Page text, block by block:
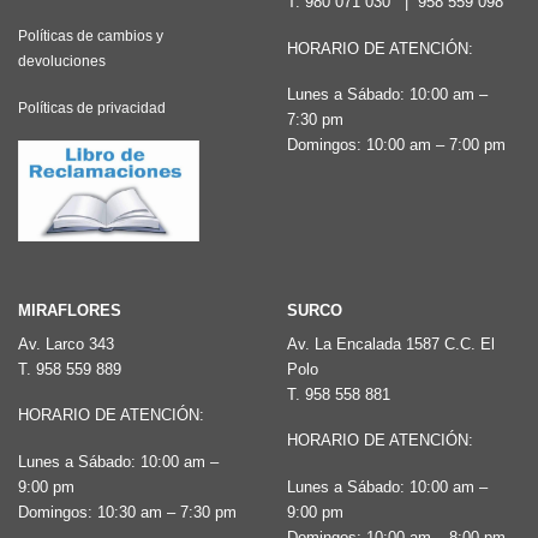
pueden
en
la
página
de
producto
elegir
en
página
Políticas de cambios y
devoluciones
Políticas de privacidad
HORARIO DE ATENCIÓN:
Lunes a Sábado: 10:00 am –
7:30 pm
Domingos: 10:00 am – 7:00 pm
MIRAFLORES
Av. Larco 343
T. 958 559 889
HORARIO DE ATENCIÓN:
Lunes a Sábado: 10:00 am –
9:00 pm
Domingos: 10:30 am – 7:30 pm
SURCO
Av. La Encalada 1587 C.C. El
Polo
T. 958 558 881
HORARIO DE ATENCIÓN:
Lunes a Sábado: 10:00 am –
9:00 pm